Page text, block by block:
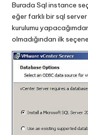
Burada Sql instance
eğer farklı bir sql
kurulumu
olmadığından ilk